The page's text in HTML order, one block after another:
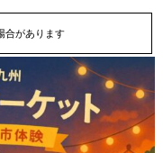
合があります